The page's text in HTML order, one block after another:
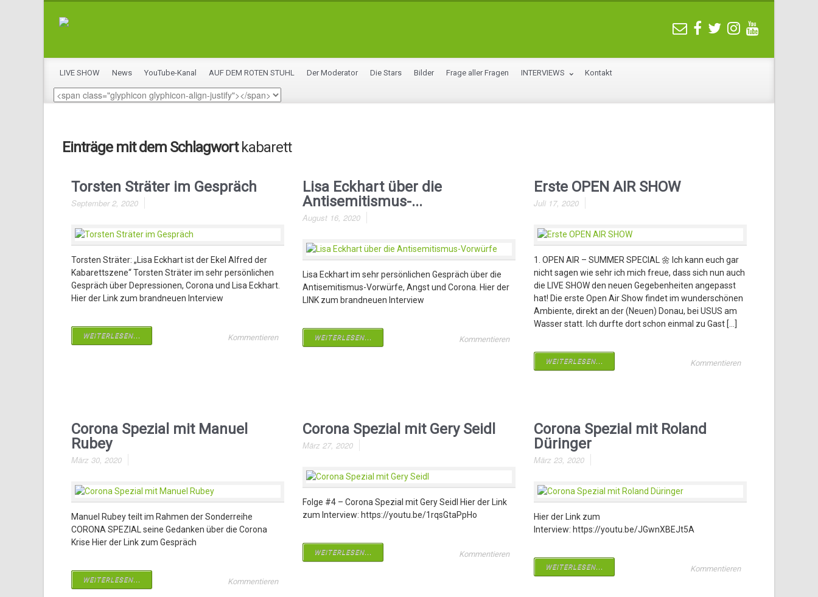
LIVE SHOW News YouTube-Kanal AUF DEM ROTEN STUHL Der Moderator Die Stars Bilder Frage aller Fragen INTERVIEWS Kontakt
Einträge mit dem Schlagwort kabarett
Torsten Sträter im Gespräch
September 2, 2020
Torsten Sträter: „Lisa Eckhart ist der Ekel Alfred der
Kabarettszene“ Torsten Sträter im sehr persönlichen
Gespräch über Depressionen, Corona und Lisa Eckhart.
Hier der Link zum brandneuen Interview
WEITERLESEN... Kommentieren
Lisa Eckhart über die
Antisemitismus-...
August 16, 2020
Lisa Eckhart im sehr persönlichen Gespräch über die
Antisemitismus-Vorwürfe, Angst und Corona. Hier der
LINK zum brandneuen Interview
WEITERLESEN... Kommentieren
Erste OPEN AIR SHOW
Juli 17, 2020
1. OPEN AIR – SUMMER SPECIAL 🌼 Ich kann euch gar
nicht sagen wie sehr ich mich freue, dass sich nun auch
die LIVE SHOW den neuen Gegebenheiten angepasst
hat! Die erste Open Air Show findet im wunderschönen
Ambiente, direkt an der (Neuen) Donau, bei USUS am
Wasser statt. Ich durfte dort schon einmal zu Gast […]
WEITERLESEN... Kommentieren
Corona Spezial mit Manuel
Rubey
März 30, 2020
Manuel Rubey teilt im Rahmen der Sonderreihe
CORONA SPEZIAL seine Gedanken über die Corona
Krise Hier der Link zum Gespräch
WEITERLESEN... Kommentieren
Corona Spezial mit Gery Seidl
März 27, 2020
Folge #4 – Corona Spezial mit Gery Seidl Hier der Link
zum Interview: https://youtu.be/1rqsGtaPpHo
WEITERLESEN... Kommentieren
Corona Spezial mit Roland
Düringer
März 23, 2020
Hier der Link zum
Interview: https://youtu.be/JGwnXBEJt5A
WEITERLESEN... Kommentieren